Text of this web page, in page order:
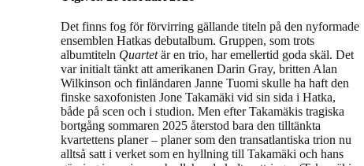
Det finns fog för förvirring gällande titeln på den nyformade
ensemblen Hatkas debutalbum. Gruppen, som trots
albumtiteln Quartetär en trio, har emellertid goda skäl. Det
var initialt tänkt att amerikanen Darin Gray, britten Alan
Wilkinson och finländaren Janne Tuomi skulle ha haft den
finske saxofonisten Jone Takamäki vid sin sida i Hatka,
både på scen och i studion. Men efter Takamäkis tragiska
bortgång sommaren 2025 återstod bara den tilltänkta
kvartettens planer – planer som den transatlantiska trion nu
alltså satt i verket som en hyllning till Takamäki och hans